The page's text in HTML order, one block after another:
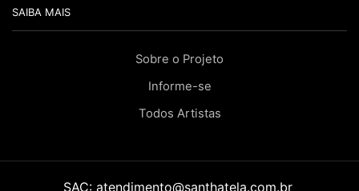
SAIBA MAIS
Sobre o Projeto
Informe-se
Todos Artistas
SAC: atendimento@santhatela.com.br